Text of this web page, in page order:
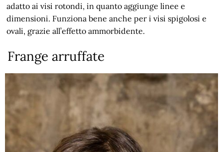
adatto ai visi rotondi, in quanto aggiunge linee e
dimensioni. Funziona bene anche per i visi spigolosi e
ovali, grazie all’effetto ammorbidente.
Frange arruffate